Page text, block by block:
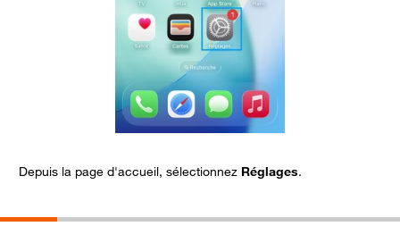
Depuis la page d'accueil, sélectionnez Réglages.